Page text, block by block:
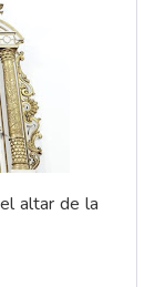
altar de la